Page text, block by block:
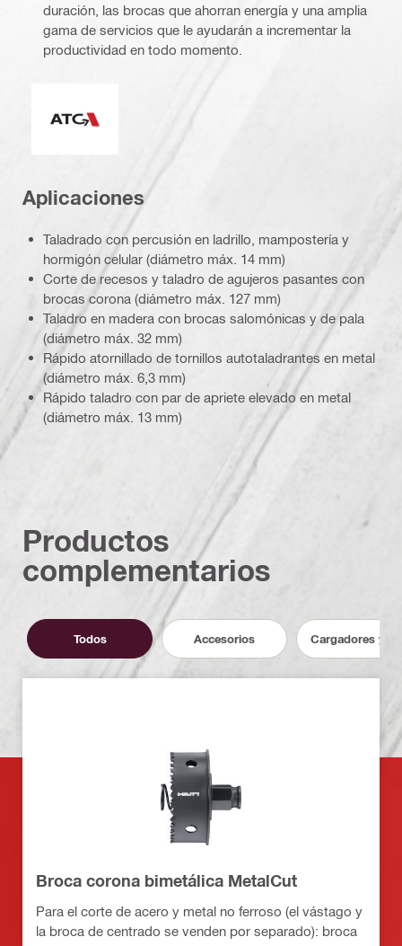
duración, las brocas que ahorran energía y una amplia
gama de servicios que le ayudarán a incrementar la
productividad en todo momento.
Aplicaciones
Taladrado con percusión en ladrillo, mampostería y
hormigón celular (diámetro máx. 14 mm)
Corte de recesos y taladro de agujeros pasantes con
brocas corona (diámetro máx. 127 mm)
Taladro en madera con brocas salomónicas y de pala
(diámetro máx. 32 mm)
Rápido atornillado de tornillos autotaladrantes en metal
(diámetro máx. 6,3 mm)
Rápido taladro con par de apriete elevado en metal
(diámetro máx. 13 mm)
Productos
complementarios
Todos Accesorios Cargadores y
Broca corona bimetálica MetalCut
Para el corte de acero y metal no ferroso (el vástago y
la broca de centrado se venden por separado): broca